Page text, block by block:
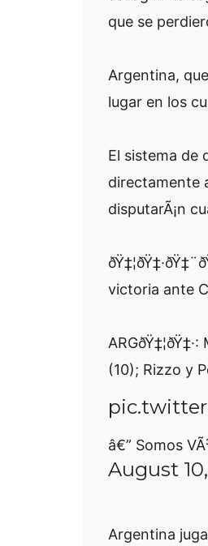
que se
Argentina,
lugar en los
El sistema de
directamente
disputarÃ¡n
victoria ante
(10); Rizzo y
â€” Somos
August
Argentina